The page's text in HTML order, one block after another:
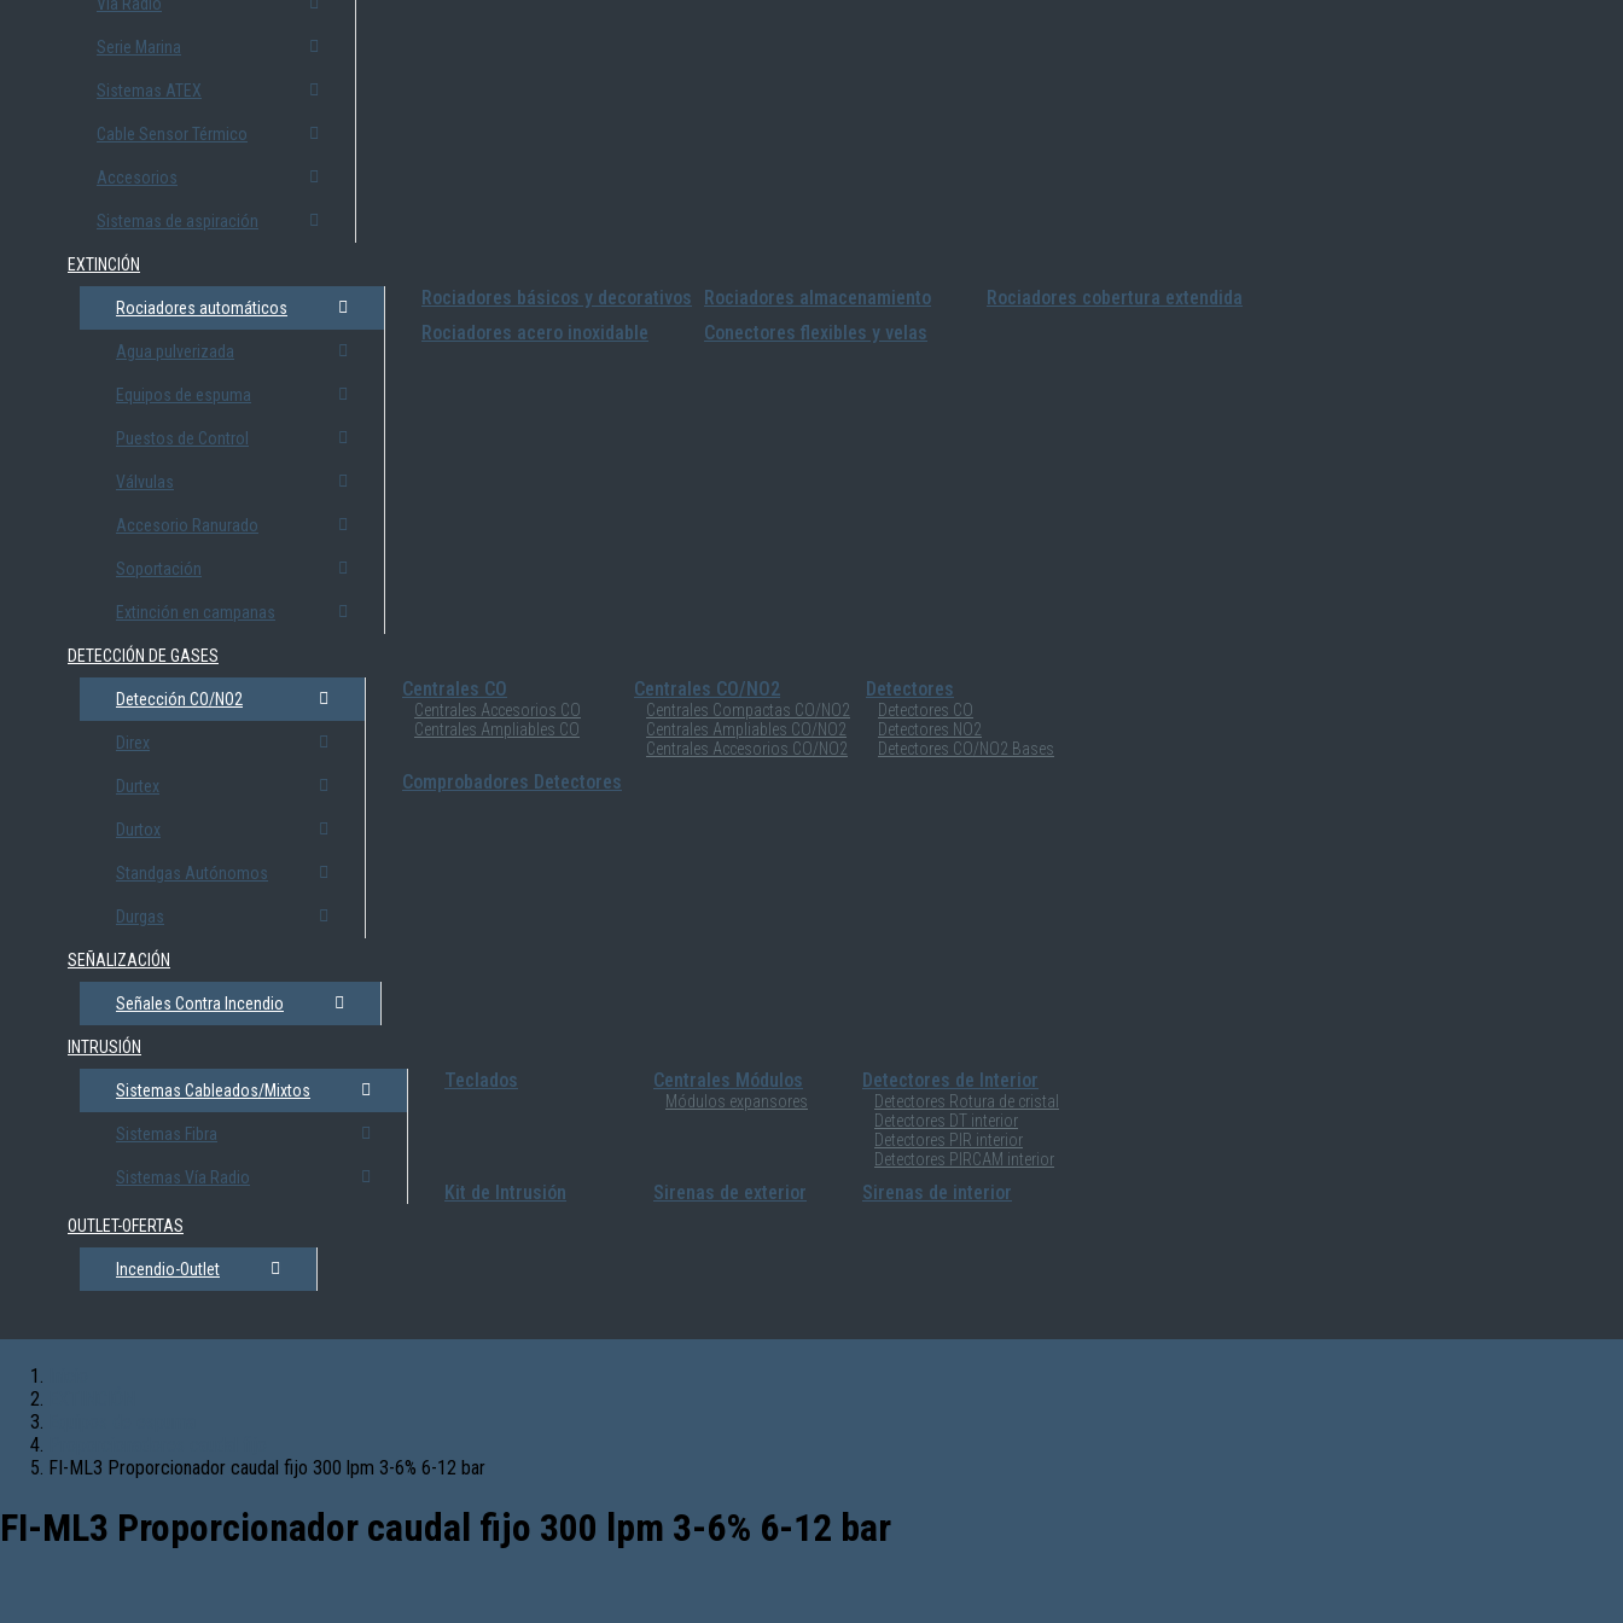
Serie Marina
Sistemas ATEX
Cable Sensor Térmico
Accesorios
Sistemas de aspiración
EXTINCIÓN
Rociadores automáticos
Agua pulverizada
Equipos de espuma
Puestos de Control
Válvulas
Accesorio Ranurado
Soportación
Extinción en campanas
Rociadores básicos y decorativos Rociadores almacenamiento
Rociadores cobertura extendida
Rociadores acero inoxidable
Conectores flexibles y velas
DETECCIÓN DE GASES
Detección CO/NO2
Direx
Durtex
Durtox
Standgas Autónomos
Durgas
Centrales CO
Centrales Accesorios CO
Centrales Ampliables CO
Centrales CO/NO2
Centrales Compactas CO/NO2
Centrales Ampliables CO/NO2
Centrales Accesorios CO/NO2
Detectores
Detectores CO
Detectores NO2
Detectores CO/NO2 Bases
Comprobadores Detectores
SEÑALIZACIÓN
Señales Contra Incendio
INTRUSIÓN
Sistemas Cableados/Mixtos
Sistemas Fibra
Sistemas Vía Radio
Teclados Centrales Módulos
Módulos expansores
Detectores de Interior
Detectores Rotura de cristal
Detectores DT interior
Detectores PIR interior
Detectores PIRCAM interior
Kit de Intrusión Sirenas de exterior Sirenas de interior
OUTLET-OFERTAS
Incendio-Outlet
FI-ML3 Proporcionador caudal fijo 300 lpm 3-6% 6-12 bar
FI-ML3 Proporcionador caudal fijo 300 lpm 3-6% 6-12 bar